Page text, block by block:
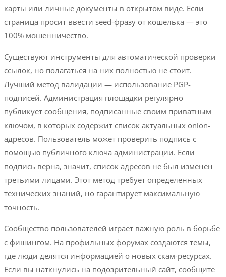
карты или личные документы в открытом виде. Если
страница просит ввести seed-фразу от кошелька — это
100% мошенничество.
Существуют инструменты для автоматической проверки
ссылок, но полагаться на них полностью не стоит.
Лучший метод валидации — использование PGP-
подписей. Администрация площадки регулярно
публикует сообщения, подписанные своим приватным
ключом, в которых содержит список актуальных onion-
адресов. Пользователь может проверить подпись с
помощью публичного ключа администрации. Если
подпись верна, значит, список адресов не был изменен
третьими лицами. Этот метод требует определенных
технических знаний, но гарантирует максимальную
точность.
Сообщество пользователей играет важную роль в борьбе
с фишингом. На профильных форумах создаются темы,
где люди делятся информацией о новых скам-ресурсах.
Если вы наткнулись на подозрительный сайт, сообщите